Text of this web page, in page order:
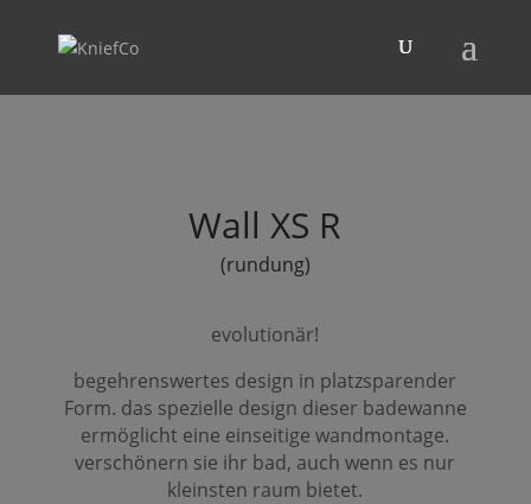
Wall XS R
(rundung)
evolutionär!
begehrenswertes design in platzsparender
Form. das spezielle design dieser badewanne
ermöglicht eine einseitige wandmontage.
verschönern sie ihr bad, auch wenn es nur
kleinsten raum bietet.